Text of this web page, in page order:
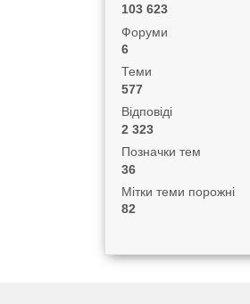
103 623
Форуми
6
Теми
577
Відповіді
2 323
Позначки тем
36
Мітки теми порожні
82